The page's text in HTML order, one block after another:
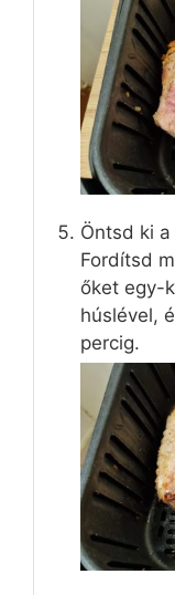
Öntsd ki
Fordítsd
őket egy-
húslével,
percig.